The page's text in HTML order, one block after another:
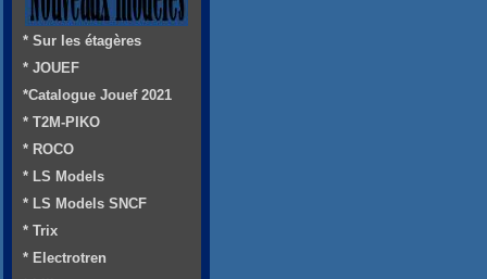
* Sur les étagères
* JOUEF
*Catalogue Jouef 2021
* T2M-PIKO
* ROCO
* LS Models
* LS Models SNCF
* Trix
* Electrotren